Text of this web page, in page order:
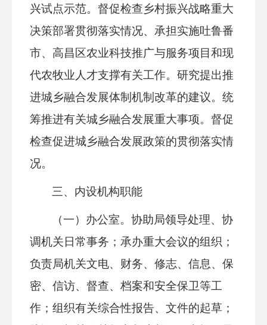
兴试点示范。督促检查乡村振兴战略重大
决策部署贯彻落实情况、承担实施吐鲁番
市、高昌区农业科技推广与服务项目和现
代农牧业人才支撑有关工作。研究提出推
进城乡融合发展体制机制改革的建议。统
筹推进有关城乡融合发展重大事项。督促
检查促进城乡融合发展政策的贯彻落实情
况。
三、内设机构职能
（一）办公室。协助局领导处理、协
调机关日常事务；承办重大会议的组织；
负责局机关文电、财务、修志、信息、保
密、信访、督查、档案和安全保卫等工
作；组织有关综合性报告、文件的起草；